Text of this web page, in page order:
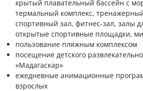
крытый плавательный бассейн с
термальный комплекс,
спортивный зал, фитнес-зал, залы
открытые спортивные площадки,
пользование пляжным комплексом
посещение детского
«Мадагаскар»
ежедневные анимационные
взрослых